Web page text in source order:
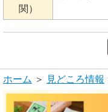
関）
ホーム ＞ 見どころ情報